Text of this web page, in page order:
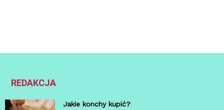
REDAKCJA
Jakie konchy kupić?